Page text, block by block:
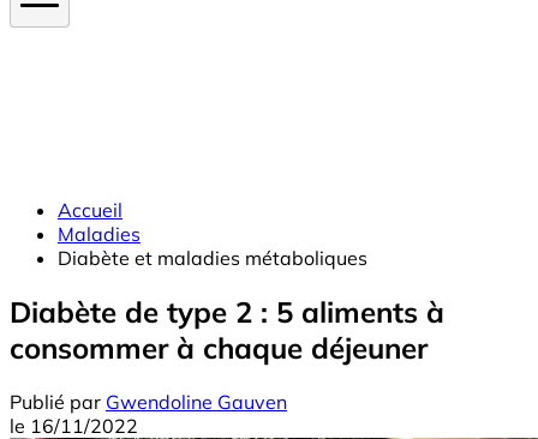
Accueil
Maladies
Diabète et maladies métaboliques
Diabète de type 2 : 5 aliments à
consommer à chaque déjeuner
Publié par Gwendoline Gauven
le 16/11/2022